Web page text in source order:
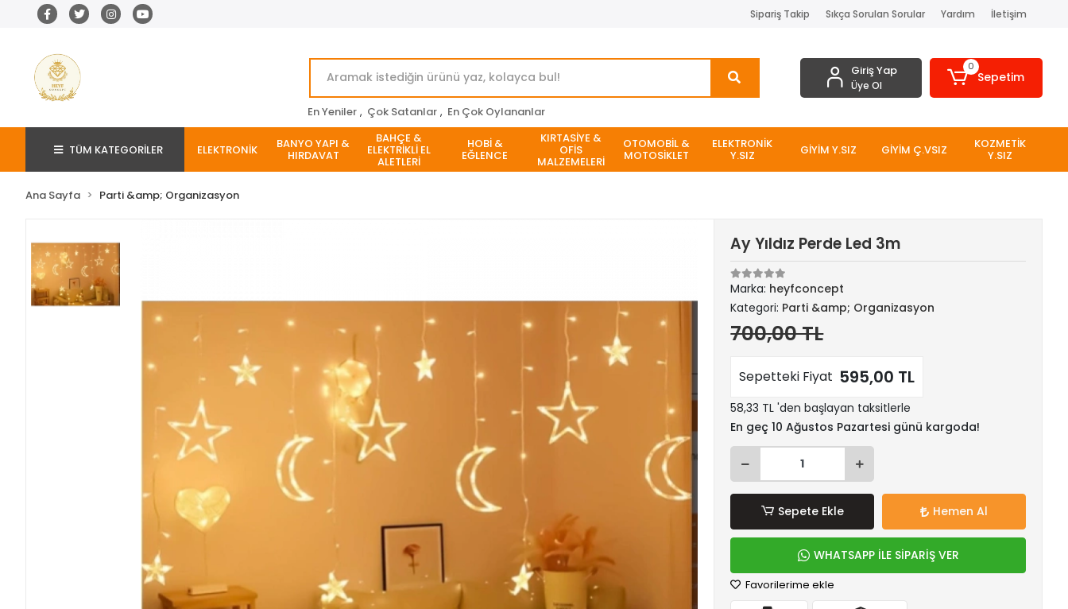
Sipariş Takip Sıkça Sorulan Sorular Yardım İletişim
En Yeniler , Çok Satanlar , En Çok Oylananlar
Giriş Yap
Üye Ol
0
Sepetim
TÜM KATEGORİLER ELEKTRONİK BANYO YAPI &
HIRDAVAT
BAHÇE &
ELEKTRİKLİ EL
ALETLERİ
HOBİ &
EĞLENCE
KIRTASİYE &
OFİS
MALZEMELERİ
OTOMOBİL &
MOTOSİKLET
ELEKTRONİK
Y.SIZ GİYİM Y.SIZ GİYİM Ç.VSIZ KOZMETİK
Y.SIZ
Ana Sayfa Parti &amp; Organizasyon
Ay Yıldız Perde Led 3m
Marka: heyfconcept
Kategori: Parti &amp; Organizasyon
700,00 TL
Sepetteki Fiyat 595,00 TL
58,33 TL 'den başlayan taksitlerle
En geç 10 Ağustos Pazartesi günü kargoda!
Sepete Ekle Hemen Al
WHATSAPP İLE SİPARİŞ VER
Favorilerime ekle